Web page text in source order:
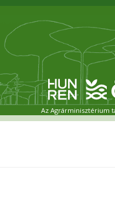
Az Agrárminisztérium